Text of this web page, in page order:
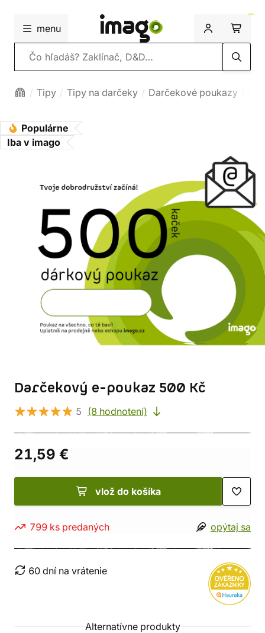
menu
Vyhľadávanie
Tipy Tipy na darčeky Darčekové poukazy
Populárne
Iba v imago
Darčekový e-poukaz 500 Kč
5 (8 hodnotení)
21,59 €
vlož do košíka
799 ks predaných opýtaj sa
60 dní na vrátenie
Alternatívne produkty